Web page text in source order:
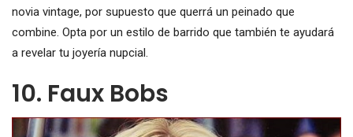
novia vintage, por supuesto que querrá un peinado que
combine. Opta por un estilo de barrido que también te ayudará
a revelar tu joyería nupcial.
10. Faux Bobs